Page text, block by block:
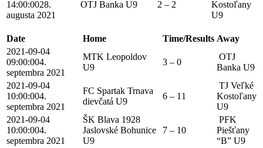
14:00:0028.
augusta 2021
OTJ Banka U9 2 – 2
Kostoľany
U9
Date Home Time/Results Away
2021-09-04
09:00:004.
septembra 2021
MTK Leopoldov
U9
3 – 0
OTJ
Banka U9
2021-09-04
10:00:004.
septembra 2021
FC Spartak Trnava
dievčatá U9
6 – 11
TJ Veľké
Kostoľany
U9
2021-09-04
10:00:004.
septembra 2021
ŠK Blava 1928
Jaslovské Bohunice
U9
7 – 10
PFK
Piešťany
“B” U9